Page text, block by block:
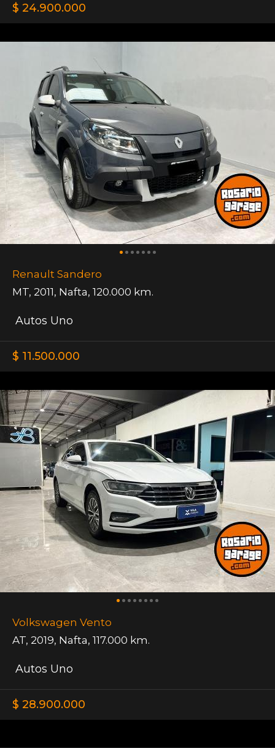
$ 24.900.000
Renault Sandero
MT, 2011, Nafta, 120.000 km.
Autos Uno
$ 11.500.000
Volkswagen Vento
AT, 2019, Nafta, 117.000 km.
Autos Uno
$ 28.900.000